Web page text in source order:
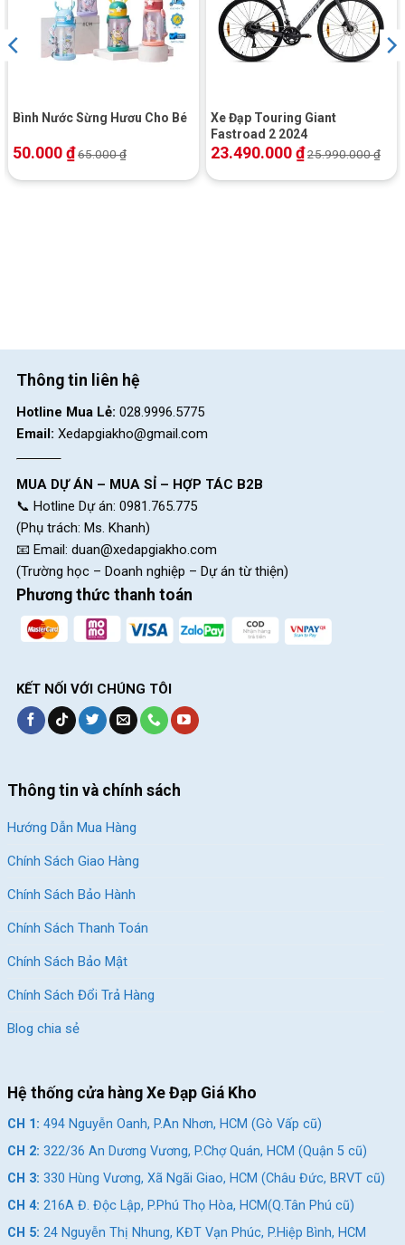
Bình Nước Sừng Hươu Cho Bé
50.000₫65.000₫
Xe Đạp Touring Giant
Fastroad 2 2024
23.490.000₫25.990.000₫
Thông tin liên hệ
Hotline Mua Lẻ: 028.9996.5775
Email: Xedapgiakho@gmail.com
MUA DỰ ÁN – MUA SỈ – HỢP TÁC B2B
📞 Hotline Dự án: 0981.765.775
(Phụ trách: Ms. Khanh)
📧 Email: duan@xedapgiakho.com
(Trường học – Doanh nghiệp – Dự án từ thiện)
Phương thức thanh toán
KẾT NỐI VỚI CHÚNG TÔI
Thông tin và chính sách
Hướng Dẫn Mua Hàng
Chính Sách Giao Hàng
Chính Sách Bảo Hành
Chính Sách Thanh Toán
Chính Sách Bảo Mật
Chính Sách Đổi Trả Hàng
Blog chia sẻ
Hệ thống cửa hàng Xe Đạp Giá Kho
CH 1: 494 Nguyễn Oanh, P.An Nhơn, HCM (Gò Vấp cũ)
CH 2: 322/36 An Dương Vương, P.Chợ Quán, HCM (Quận 5 cũ)
CH 3: 330 Hùng Vương, Xã Ngãi Giao, HCM (Châu Đức, BRVT cũ)
CH 4: 216A Đ. Độc Lập, P.Phú Thọ Hòa, HCM(Q.Tân Phú cũ)
CH 5: 24 Nguyễn Thị Nhung, KĐT Vạn Phúc, P.Hiệp Bình, HCM